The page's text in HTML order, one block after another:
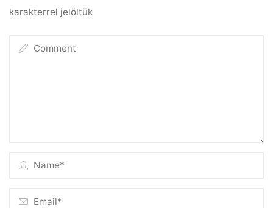
karakterrel jelöltük